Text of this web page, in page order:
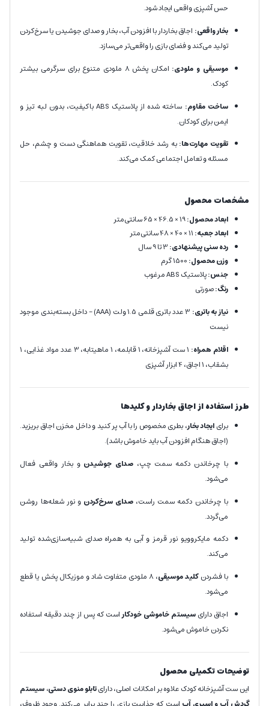
حس آشپزی واقعی ایجاد شود.
بخار واقعی: اجاق بخاردار با افزودن آب، بخار و صدای جوشیدن یا سرخ‌کردن
تولید می‌کند و فضای بازی را واقعی‌تر می‌سازد.
موسیقی و ملودی:
امکان پخش 8 ملودی متنوع برای سرگرمی بیشتر
کودک.
ساخت مقاوم:
ساخته شده از پلاستیک ABS باکیفیت، بدون لبه تیز و
ایمن برای کودکان.
تقویت مهارت‌ها:به رشد خلاقیت، تقویت هماهنگی دست و چشم، حل
مسئله و تعامل اجتماعی کمک می‌کند.
مشخصات محصول
ابعاد محصول:19 × 46.5 × 65 سانتی‌متر
ابعاد جعبه:
رده سنی پیشنهادی:
وزن محصول:
جنس:پلاستیک ABS مرغوب
رنگ:صورتی
نیاز به باتری:
3 عدد باتری قلمی 1.5 ولت (AAA) – داخل بسته‌بندی موجود
نیست
اقلام همراه:
1 ست آشپزخانه، 1 قابلمه، 1 ماهیتابه، 3 عدد مواد غذایی، 1
بشقاب، 1 اجاق، 4 ابزار آشپزی
طرز استفاده از اجاق بخاردار و کلیدها
برایایجاد بخار، بطری مخصوص را با آب پر کنید و داخل مخزن اجاق بریزید.
(اجاق هنگام افزودن آب باید خاموش باشد).
با چرخاندن دکمه سمت چپ، صدای جوشیدن و بخار واقعی فعال
می‌شود.
با چرخاندن دکمه سمت راست، صدای سرخ‌کردن و نور شعله‌ها روشن
می‌گردد.
دکمه مایکروویو نور قرمز و آبی به همراه صدای شبیه‌سازی‌شده تولید
می‌کند.
با فشردنکلید موسیقی
، 8 ملودی متفاوت شاد و موزیکال پخش یا قطع
می‌شود.
اجاق دارایسیستم خاموشی خودکاراست که پس از چند دقیقه استفاده
نکردن خاموش می‌شود.
توضیحات تکمیلی محصول
این ست آشپزخانه کودک علاوه بر امکانات اصلی، دارایتابلو منوی دستی، سیستم